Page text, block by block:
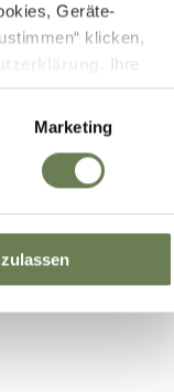
Geräte-
klicken,
. Ihre
wie zum Beispiel
dem EU-US
auf
können. Unter
Marketing